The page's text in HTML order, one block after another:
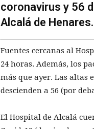
coronavirus y 56
Alcalá de Henares.
Fuentes cercanas al
24 horas. Además, los
más que ayer. Las altas
descienden a 56 (por
El Hospital de Alcalá